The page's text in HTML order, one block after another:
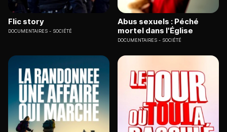
Flic story
DOCUMENTAIRES SOCIÉTÉ
Abus sexuels : Péché
mortel dans l'Église
DOCUMENTAIRES SOCIÉTÉ